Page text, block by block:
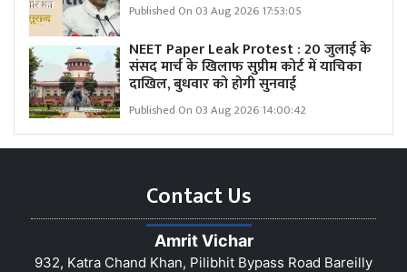
Published On 03 Aug 2026 17:53:05
NEET Paper Leak Protest : 20 जुलाई के
संसद मार्च के खिलाफ सुप्रीम कोर्ट में याचिका
दाखिल, बुधवार को होगी सुनवाई
Published On 03 Aug 2026 14:00:42
Contact Us
Amrit Vichar
932, Katra Chand Khan, Pilibhit Bypass Road Bareilly